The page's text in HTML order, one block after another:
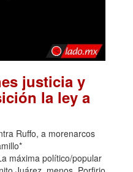
justicia y
la ley a
Ruffo, a morenarcos
máxima político/popular